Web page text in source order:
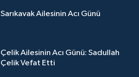
Sarıkavak Ailesinin Acı Günü
Çelik Ailesinin Acı Günü: Sadullah
Çelik Vefat Etti